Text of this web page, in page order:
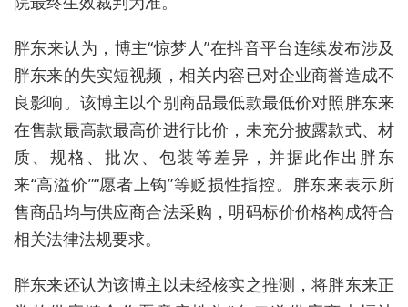
胖东来认为，博主“惊梦人”在抖音平台连续发布涉及
胖东来的失实短视频，相关内容已对企业商誉造成不
良影响。该博主以个别商品最低款最低价对照胖东来
在售款最高款最高价进行比价，未充分披露款式、材
质、规格、批次、包装等差异，并据此作出胖东
来“高溢价”“愿者上钩”等贬损性指控。胖东来表示所
售商品均与供应商合法采购，明码标价价格构成符合
相关法律法规要求。
胖东来还认为该博主以未经核实之推测，将胖东来正